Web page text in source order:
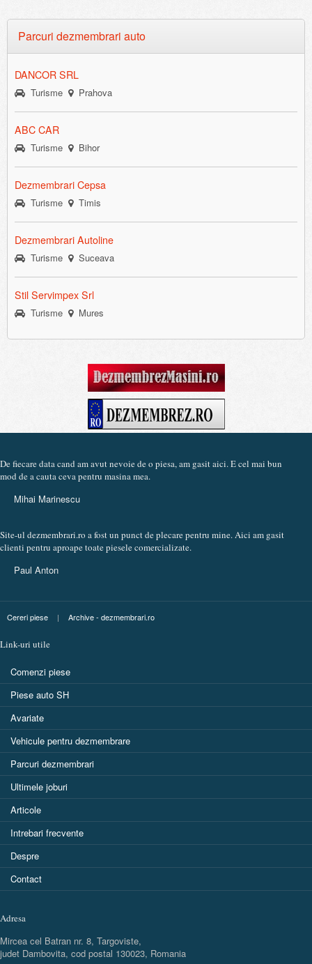
Parcuri dezmembrari auto
DANCOR SRL
Turisme Prahova
ABC CAR
Turisme Bihor
Dezmembrari Cepsa
Turisme Timis
Dezmembrari Autoline
Turisme Suceava
Stil Servimpex Srl
Turisme Mures
De fiecare data cand am avut nevoie de o piesa, am gasit aici. E cel mai bun
mod de a cauta ceva pentru masina mea.
Mihai Marinescu
Site-ul dezmembrari.ro a fost un punct de plecare pentru mine. Aici am gasit
clienti pentru aproape toate piesele comercializate.
Paul Anton
Cereri piese | Archive - dezmembrari.ro
Link-uri utile
Comenzi piese
Piese auto SH
Avariate
Vehicule pentru dezmembrare
Parcuri dezmembrari
Ultimele joburi
Articole
Intrebari frecvente
Despre
Contact
Adresa
Mircea cel Batran nr. 8, Targoviste,
judet Dambovita, cod postal 130023, Romania